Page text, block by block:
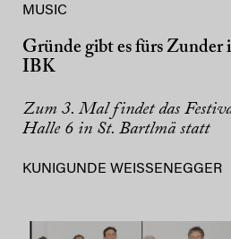
MUSIC
Gründe gibt es fürs Zunder
IBK
Zum 3. Mal findet das
Halle 6 in St. Bartlmä statt
KUNIGUNDE WEISSENEGGER